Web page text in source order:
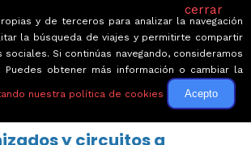
por Europa
y circuitos a
cerrar
y de terceros para analizar la navegación
la búsqueda de viajes y permitirte compartir
Si continúas navegando, consideramos
Puedes obtener más información o cambiar la
nuestra política de cookies Acepto